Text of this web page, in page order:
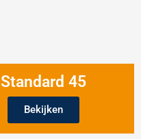
Standard 45
Bekijken